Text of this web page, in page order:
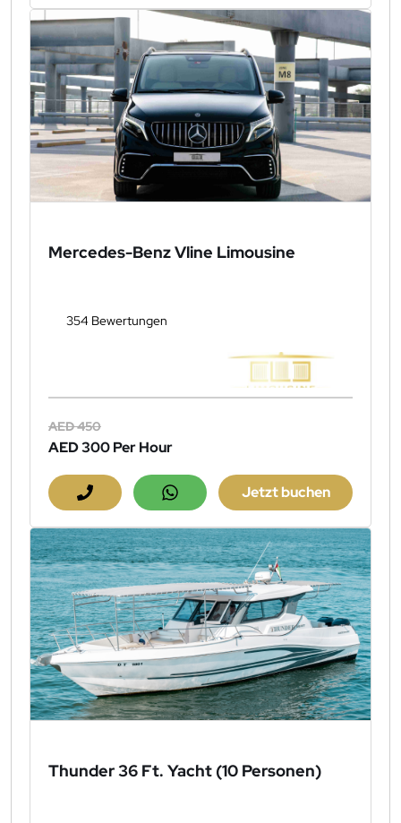
Mercedes-Benz Vline Limousine
354 Bewertungen
AED 450
AED 300Per Hour
Jetzt buchen
Thunder 36 Ft. Yacht (10 Personen)